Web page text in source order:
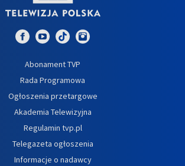
Abonament TVP
Rada Programowa
Ogłoszenia przetargowe
Akademia Telewizyjna
Regulamin tvp.pl
Telegazeta ogłoszenia
Informacje o nadawcy